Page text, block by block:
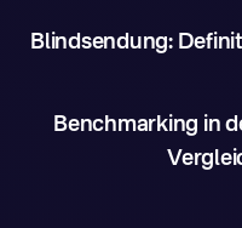
Blindsendung:
Benchmarking in